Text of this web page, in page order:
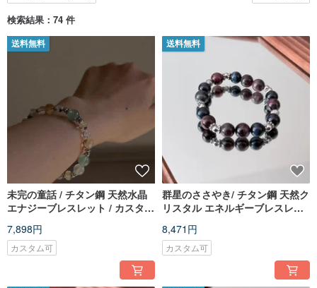
検索結果：74 件
送料無料
未完の童話 / チタン鋼 天然水晶
エナジーブレスレット / カスタム
7,898円
カスタム可
送料無料
群星のささやき/ チタン鋼 天然ク
リスタル エネルギーブレスレッ
8,471円
カスタム可